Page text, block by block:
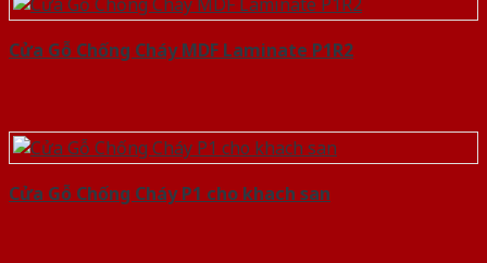
Cửa Gỗ Chống Cháy MDF Laminate P1R2
Cửa Gỗ Chống Cháy P1 cho khach san